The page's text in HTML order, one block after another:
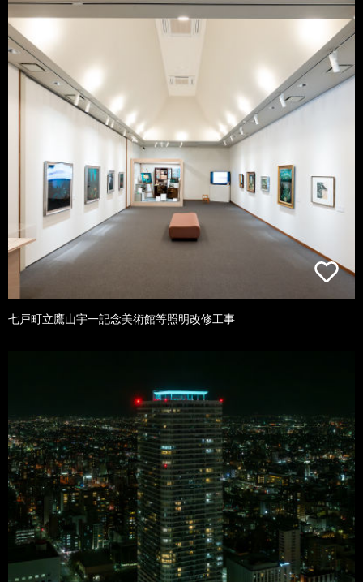
七戸町立鷹山宇一記念美術館等照明改修工事